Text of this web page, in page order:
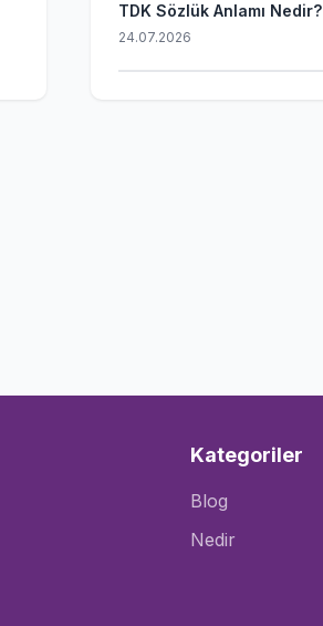
TDK Sözlük Anlamı Nedir?
24.07.2026
Kategoriler
Blog
Nedir